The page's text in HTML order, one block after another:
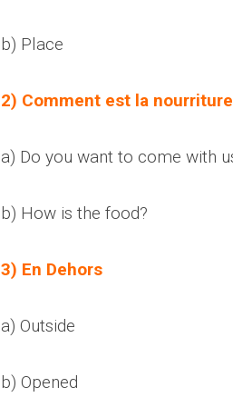
b) Place
2) Comment est la
a) Do you want to come with
b) How is the food?
3) En Dehors
a) Outside
b) Opened